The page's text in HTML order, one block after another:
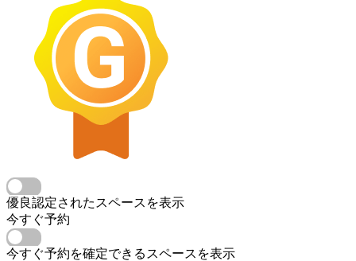
優良認定されたスペースを表示
今すぐ予約
今すぐ予約を確定できるスペースを表示